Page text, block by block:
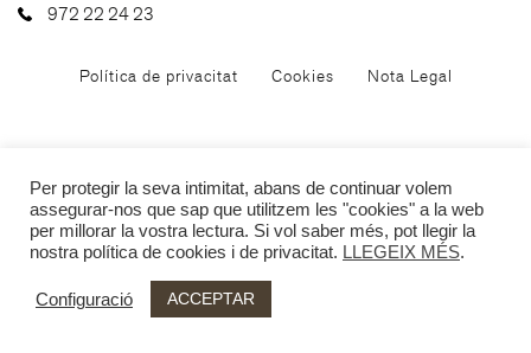
972 22 24 23
Política de privacitat Cookies Nota Legal
Per protegir la seva intimitat, abans de continuar volem
assegurar-nos que sap que utilitzem les "cookies" a la web
per millorar la vostra lectura. Si vol saber més, pot llegir la
nostra política de cookies i de privacitat. LLEGEIX MÉS.
Configuració ACCEPTAR